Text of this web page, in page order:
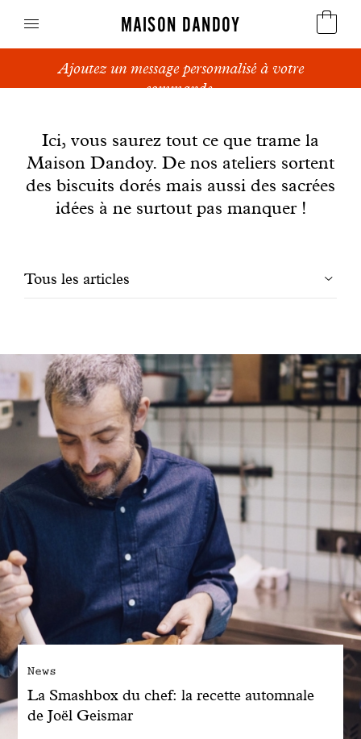
MAISON DANDOY
Speculoos
Pains sucrés
Gâteaux
Engagé avec bon sens
Manifesto
Dandoy Family
Boutiques
Mon compte
E-Shop
Ajoutez un message personnalisé à votre
commande.
Ici, vous saurez tout ce que trame la
Maison Dandoy. De nos ateliers sortent
des biscuits dorés mais aussi des sacrées
idées à ne surtout pas manquer !
Filtrer
Tous les articles
News
La Smashbox du chef: la recette automnale
de Joël Geismar